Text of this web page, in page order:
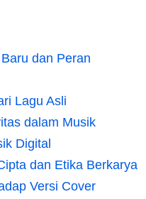
dan Peran
Lagu Asli
dalam Musik
Digital
dan Etika Berkarya
Versi Cover